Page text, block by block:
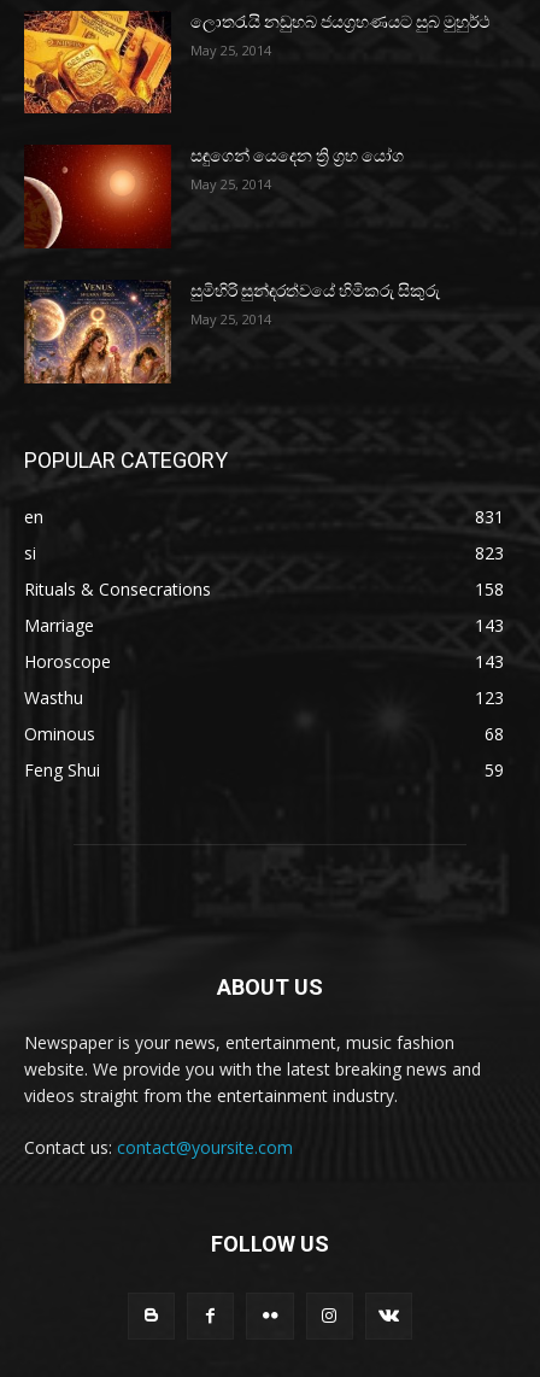
ලොතරැයි නඩුහබ ජයග්‍රහණයට සුබ මුහුර්ථ
May 25, 2014
සඳුගෙන් යෙදෙන ත්‍රි ග්‍රහ යෝග
May 25, 2014
සුමිහිරි සුන්දරත්වයේ හිමිකරු සිකුරු
May 25, 2014
POPULAR CATEGORY
en
831
si
823
Rituals & Consecrations
158
Marriage
143
Horoscope
143
Wasthu
123
Ominous
68
Feng Shui
59
ABOUT US
Newspaper is your news, entertainment, music fashion
website. We provide you with the latest breaking news and
videos straight from the entertainment industry.
Contact us: contact@yoursite.com
FOLLOW US